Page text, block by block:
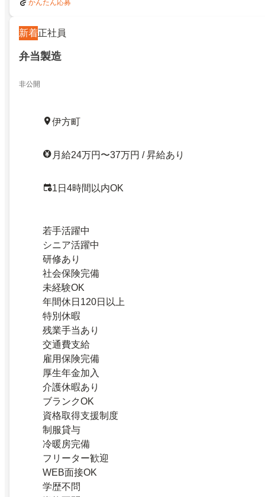
かんたん応募
新着正社員
弁当製造
非公開
伊方町
月給24万円〜37万円 / 昇給あり
1日4時間以内OK
若手活躍中
シニア活躍中
研修あり
社会保険完備
未経験OK
年間休日120日以上
特別休暇
残業手当あり
交通費支給
雇用保険完備
厚生年金加入
介護休暇あり
ブランクOK
資格取得支援制度
制服貸与
冷暖房完備
フリーター歓迎
WEB面接OK
学歴不問